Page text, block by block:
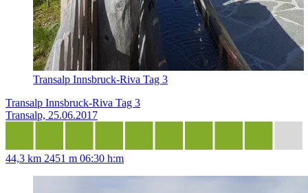
Transalp Innsbruck-Riva Tag 3
Transalp Innsbruck-Riva Tag 3
Transalp, 25.06.2017
44,3 km 2451 m 06:30 h:m